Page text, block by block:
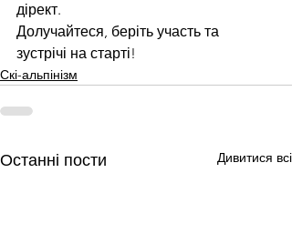
дірект.
Долучайтеся, беріть участь та
зустрічі на старті!
Скі-альпінізм
Останні пости Дивитися всі